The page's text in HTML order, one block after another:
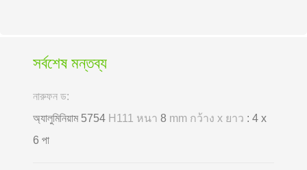
সর্বশেষ মন্তব্য
নারুফন ড:
অ্যালুমিনিয়াম 5754 H111 หนา 8 mm กว้าง x ยาว : 4 x
6 পা